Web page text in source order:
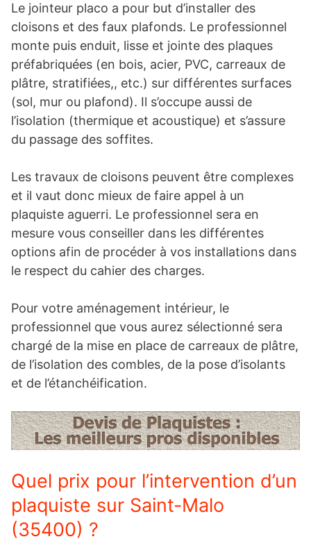
Le jointeur placo a pour but d’installer des
cloisons et des faux plafonds. Le professionnel
monte puis enduit, lisse et jointe des plaques
préfabriquées (en bois, acier, PVC, carreaux de
plâtre, stratifiées,, etc.) sur différentes surfaces
(sol, mur ou plafond). Il s’occupe aussi de
l’isolation (thermique et acoustique) et s’assure
du passage des soffites.
Les travaux de cloisons peuvent être complexes
et il vaut donc mieux de faire appel à un
plaquiste aguerri. Le professionnel sera en
mesure vous conseiller dans les différentes
options afin de procéder à vos installations dans
le respect du cahier des charges.
Pour votre aménagement intérieur, le
professionnel que vous aurez sélectionné sera
chargé de la mise en place de carreaux de plâtre,
de l’isolation des combles, de la pose d’isolants
et de l’étanchéification.
Quel prix pour l’intervention d’un
plaquiste sur Saint-Malo
(35400) ?